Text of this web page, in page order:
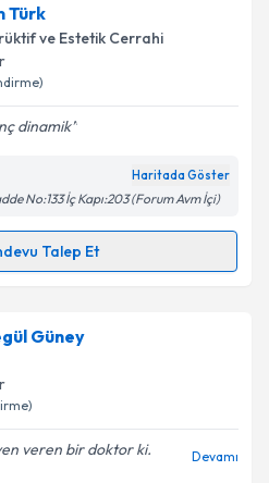
için randevu takvimi talebi
randevu almanız için bir
e-posta ile bilgilendireceğiz.
işlenmesine ilişkinAydınlatma
kişisel verilerimin belirtilen
kabul ediyorum.
Türk
ve Estetik Cerrahi
dinamik
Haritada Göster
No:133 İç Kapı:203 (Forum Avm İçi)
Talep Et
Talebi
için randevu takvimi talebi
randevu almanız için bir
e-posta ile bilgilendireceğiz.
Güney
veren bir doktor ki.
Devamı